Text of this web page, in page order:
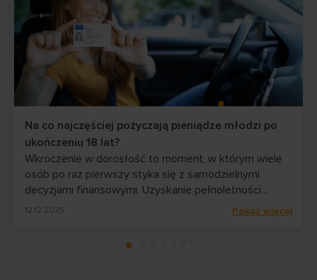
Na co najczęściej pożyczają pieniądze młodzi po
ukończeniu 18 lat?
Wkroczenie w dorosłość to moment, w którym wiele
osób po raz pierwszy styka się z samodzielnymi
decyzjami finansowymi. Uzyskanie pełnoletności
otwiera drogę do produktów, które wcześniej były
środki świadczy nie tylko o ich potrzebach, ale również
12.12.2025 Pokaż więcej